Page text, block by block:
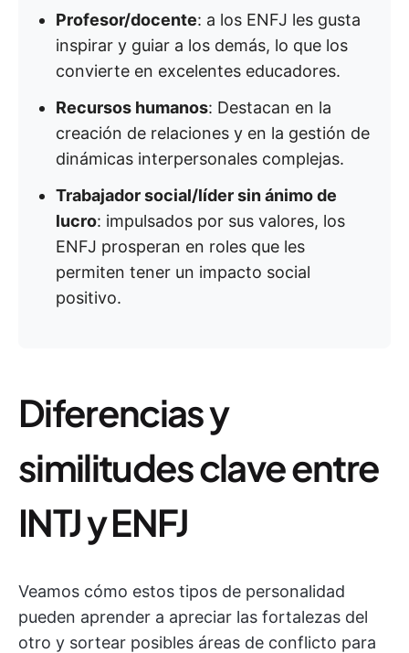
Profesor/docente: a los ENFJ les gusta
inspirar y guiar a los demás, lo que los
convierte en excelentes educadores.
Recursos humanos: Destacan en la
creación de relaciones y en la gestión de
dinámicas interpersonales complejas.
Trabajador social/líder sin ánimo de
lucro: impulsados por sus valores, los
ENFJ prosperan en roles que les
permiten tener un impacto social
positivo.
Diferencias y
similitudes clave entre
INTJ y ENFJ
Veamos cómo estos tipos de personalidad
pueden aprender a apreciar las fortalezas del
otro y sortear posibles áreas de conflicto para